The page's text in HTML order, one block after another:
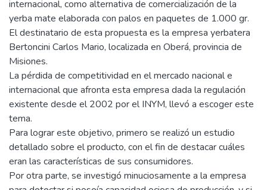
internacional, como alternativa de comercialización de la
yerba mate elaborada con palos en paquetes de 1.000 gr.
El destinatario de esta propuesta es la empresa yerbatera
Bertoncini Carlos Mario, localizada en Oberá, provincia de
Misiones.
La pérdida de competitividad en el mercado nacional e
internacional que afronta esta empresa dada la regulación
existente desde el 2002 por el INYM, llevó a escoger este
tema.
Para lograr este objetivo, primero se realizó un estudio
detallado sobre el producto, con el fin de destacar cuáles
eran las características de sus consumidores.
Por otra parte, se investigó minuciosamente a la empresa